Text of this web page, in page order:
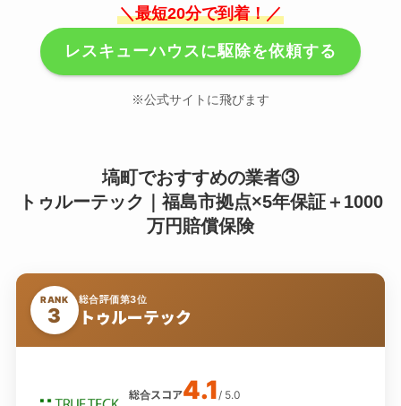
＼最短20分で到着！／
レスキューハウスに駆除を依頼する
※公式サイトに飛びます
塙町でおすすめの業者③
トゥルーテック｜福島市拠点×5年保証＋1000
万円賠償保険
RANK
3
総合評価第3位
トゥルーテック
総合スコア4.1/ 5.0